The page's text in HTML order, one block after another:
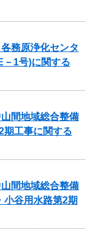
務原浄化センタ
1号)に関する
間地域総合整備
工事に関する
間地域総合整備
谷用水路第2期